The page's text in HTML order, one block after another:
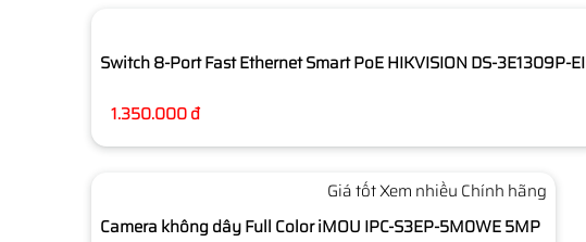
Switch 8-Port Fast Ethernet Smart PoE HIKVISION DS-3E1309P-EI
1.350.000 đ
Giá tốtXem nhiều Chính hãng
Camera không dây Full Color iMOU IPC-S3EP-5M0WE 5MP